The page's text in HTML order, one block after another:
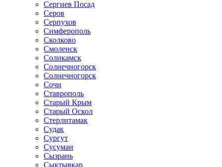
Сергиев Посад
Серов
Серпухов
Симферополь
Сколково
Смоленск
Соликамск
Солнечногорск
Солнечногорск
Сочи
Ставрополь
Старый Крым
Старый Оскол
Стерлитамак
Судак
Сургут
Сусуман
Сызрань
Сыктывкар